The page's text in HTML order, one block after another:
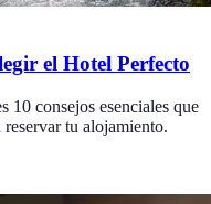
el Hotel Perfecto
10 consejos esenciales que
tu alojamiento.